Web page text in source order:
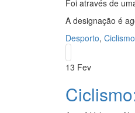
Foi através de
A designação é
Desporto, Ciclismo
13 Fev